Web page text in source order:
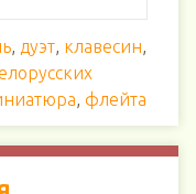
, дуэт, клавесин,
, флейта